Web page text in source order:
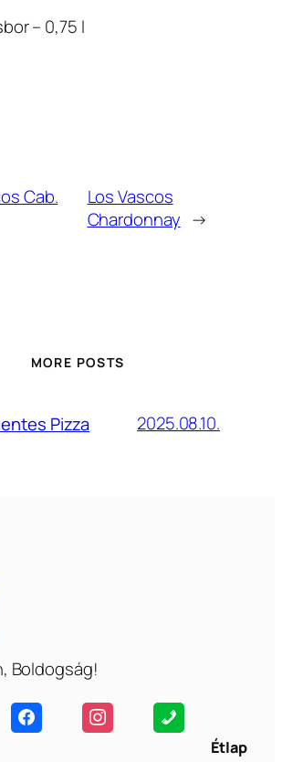
– 0,75 l
Cab.
Los Vascos
Chardonnay →
MORE POSTS
Pizza 2025.08.10.
Boldogság!
Étlap